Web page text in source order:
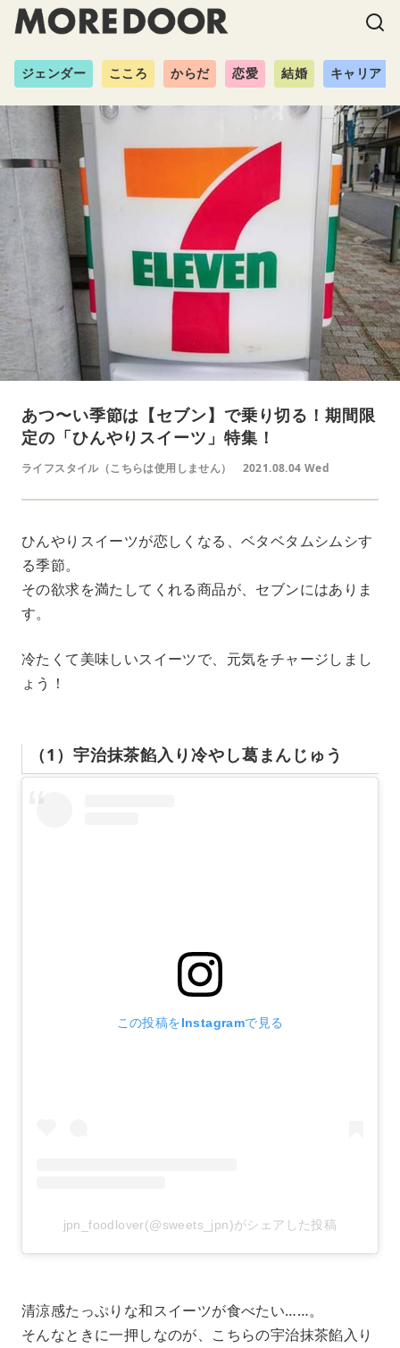
ジェンダー こころ からだ 恋愛 結婚 キャリア
あつ〜い季節は【セブン】で乗り切る！期間限
定の「ひんやりスイーツ」特集！
ライフスタイル（こちらは使用しません） 2021.08.04 Wed
ひんやりスイーツが恋しくなる、ベタベタムシムシす
る季節。
その欲求を満たしてくれる商品が、セブンにはありま
す。
冷たくて美味しいスイーツで、元気をチャージしまし
ょう！
（1）宇治抹茶餡入り冷やし葛まんじゅう
この投稿をInstagramで見る
jpn_foodlover(@sweets_jpn)がシェアした投稿
清涼感たっぷりな和スイーツが食べたい……。
そんなときに一押しなのが、こちらの宇治抹茶餡入り